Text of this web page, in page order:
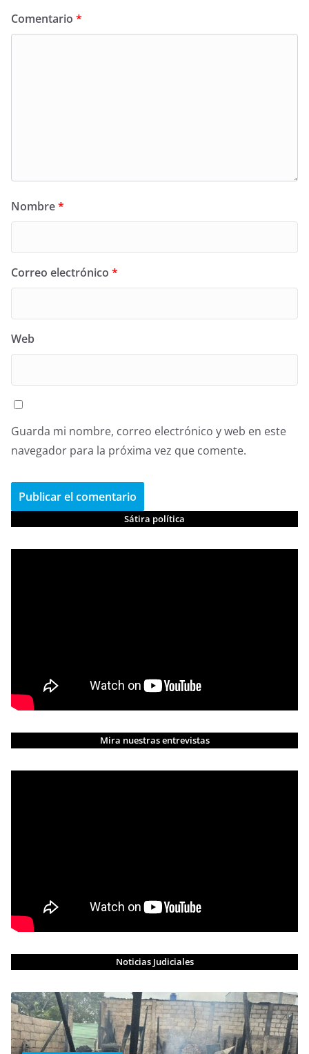
Comentario *
Nombre*
Correo electrónico *
Web
Guarda mi nombre, correo electrónico y web en este
navegador para la próxima vez que comente.
Sátira política
Mira nuestras entrevistas
Noticias Judiciales